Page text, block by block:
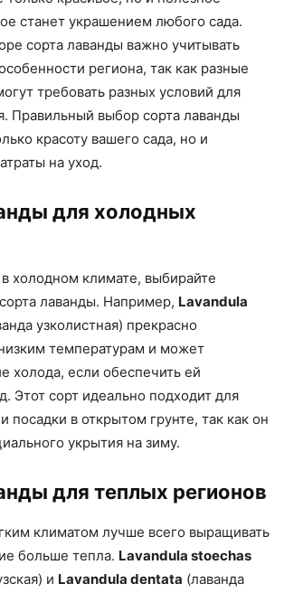
станет украшением любого сада.
сорта лаванды важно учитывать
региона, так как разные
требовать разных условий для
Правильный выбор сорта лаванды
красоту вашего сада, но и
на уход.
для холодных
холодном климате, выбирайте
лаванды. Например, Lavandula
узколистная) прекрасно
температурам и может
холода, если обеспечить ей
Этот сорт идеально подходит для
посадки в открытом грунте, так как он
укрытия на зиму.
для теплых регионов
климатом лучше всего выращивать
больше тепла. Lavandula stoechas
и Lavandula dentata (лаванда